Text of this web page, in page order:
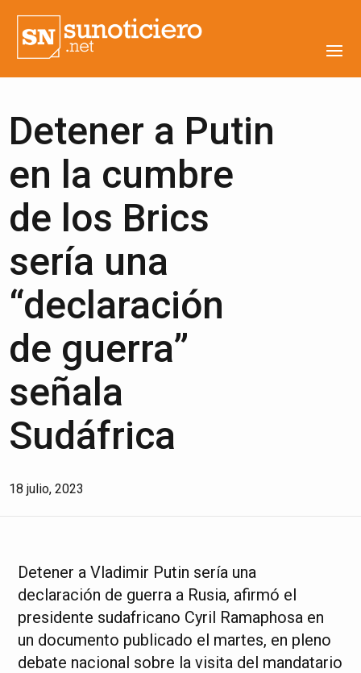
Detener a Putin
en la cumbre
de los Brics
sería una
“declaración
de guerra”
señala
Sudáfrica
18 julio, 2023
Detener a Vladimir Putin sería una
declaración de guerra a Rusia, afirmó el
presidente sudafricano Cyril Ramaphosa en
un documento publicado el martes, en pleno
debate nacional sobre la visita del mandatario